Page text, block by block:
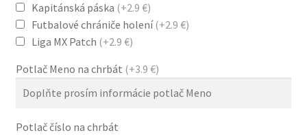
Kapitánská páska (+2.9 €)
Futbalové chrániče holení(+2.9 €)
Liga MX Patch (+2.9 €)
Potlač Meno na chrbát (+3.9 €)
Potlač číslo na chrbát